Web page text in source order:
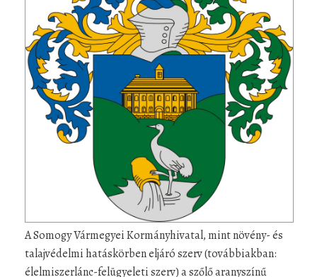
A Somogy Vármegyei Kormányhivatal, mint növény- és
talajvédelmi hatáskörben eljáró szerv (továbbiakban:
élelmiszerlánc-felügyeleti szerv) a szőlő aranyszínű